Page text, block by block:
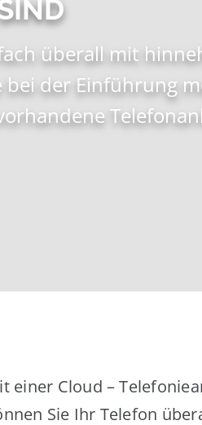
überall mit
der Einführung
einer Cloud –
Sie Ihr Telefon